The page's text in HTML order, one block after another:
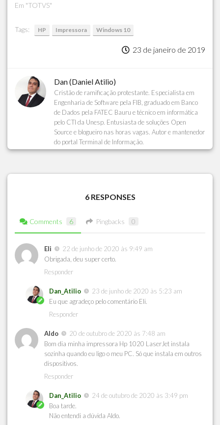
Em "TOTVS"
Tags: HP Impressora Windows 10
23 de janeiro de 2019
Dan (Daniel Atilio)
Cristão de ramificação protestante. Especialista em
Engenharia de Software pela FIB, graduado em Banco
de Dados pela FATEC Bauru e técnico em informática
pelo CTI da Unesp. Entusiasta de soluções Open
Source e blogueiro nas horas vagas. Autor e mantenedor
do portal Terminal de Informação.
6 RESPONSES
Comments 6 Pingbacks 0
Eli
22 de junho de 2020 às 9:49 am
Obrigada, deu super certo.
Responder
Dan_Atilio
23 de junho de 2020 às 5:23 am
Eu que agradeço pelo comentário Eli.
Responder
Aldo
20 de outubro de 2020 às 7:48 am
Bom dia minha impressora Hp 1020 LaserJet instala
sozinha quando eu ligo o meu PC. Só que instala em outros
dispositivos.
Responder
Dan_Atilio
24 de outubro de 2020 às 3:49 pm
Boa tarde.
Não entendi a dúvida Aldo.